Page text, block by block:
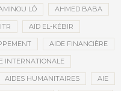
LÔ AHMED BABA
AÏD EL-KÉBIR
AIDE FINANCIÈRE
INTERNATIONALE
AIDES HUMANITAIRES AIE